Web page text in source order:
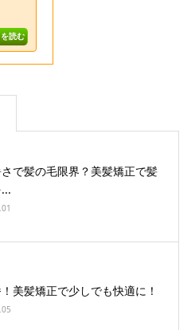
で髪の毛限界？美髪矯正で髪
美髪矯正で少しでも快適に！